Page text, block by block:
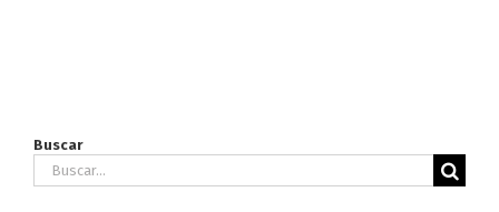
Buscar
Buscar: